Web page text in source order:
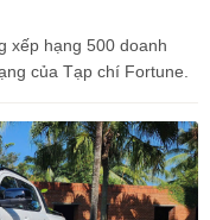
xếp hạng 500 doanh
của Tạp chí Fortune.